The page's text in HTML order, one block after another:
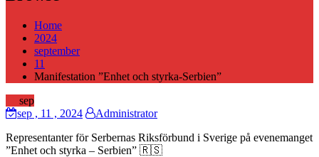
Home
2024
september
11
Manifestation ”Enhet och styrka-Serbien”
sep
sep , 11 , 2024
Administrator
Representanter för Serbernas Riksförbund i Sverige på evenemanget
”Enhet och styrka – Serbien” 🇷🇸